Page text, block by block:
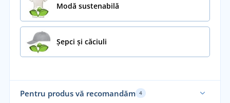
Modă sustenabilă
Șepci și căciuli
Pentru produs vă recomandăm 4